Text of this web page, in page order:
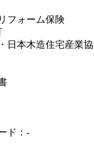
フォーム保険
日本木造住宅産業
ド：-